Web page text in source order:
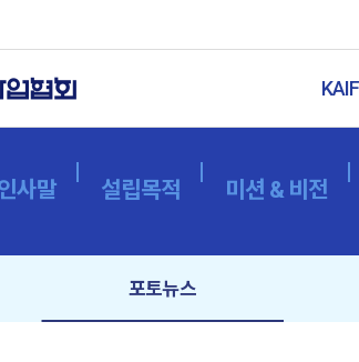
사말 설립목적 미션 & 비전
포토뉴스